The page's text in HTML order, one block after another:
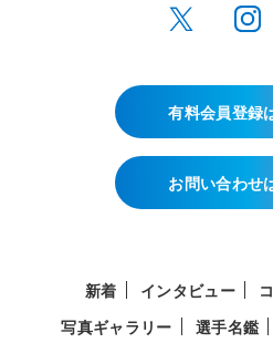
有料会員登録
お問い合わせ
新着 インタビュー
写真ギャラリー
選手名鑑